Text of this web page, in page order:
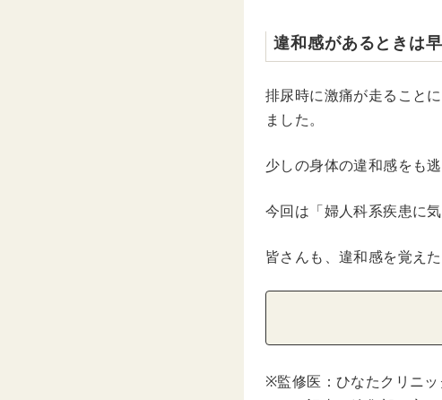
違和感があるときは
排尿時に激痛が走ること
ました。
少しの身体の違和感をも
今回は「婦人科系疾患に
皆さんも、違和感を覚え
※監修医：ひなたクリニ